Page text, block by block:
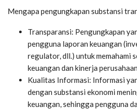
Mengapa pengungkapan substansi
Transparansi: Pengungkapan
pengguna laporan keuangan
regulator, dll.) untuk memahami
keuangan dan kinerja
Kualitas Informasi: Informasi
dengan substansi ekonomi
keuangan, sehingga pengguna